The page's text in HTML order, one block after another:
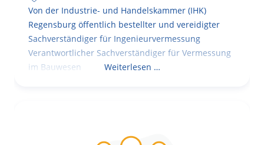
Von der Industrie- und Handelskammer (IHK)
Regensburg öffentlich bestellter und vereidigter
Sachverständiger für Ingenieurvermessung
Verantwortlicher Sachverständiger für Vermessung
im Bauwesen
Weiterlesen …